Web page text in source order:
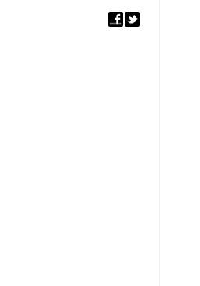
5. EUROPÄISCHER